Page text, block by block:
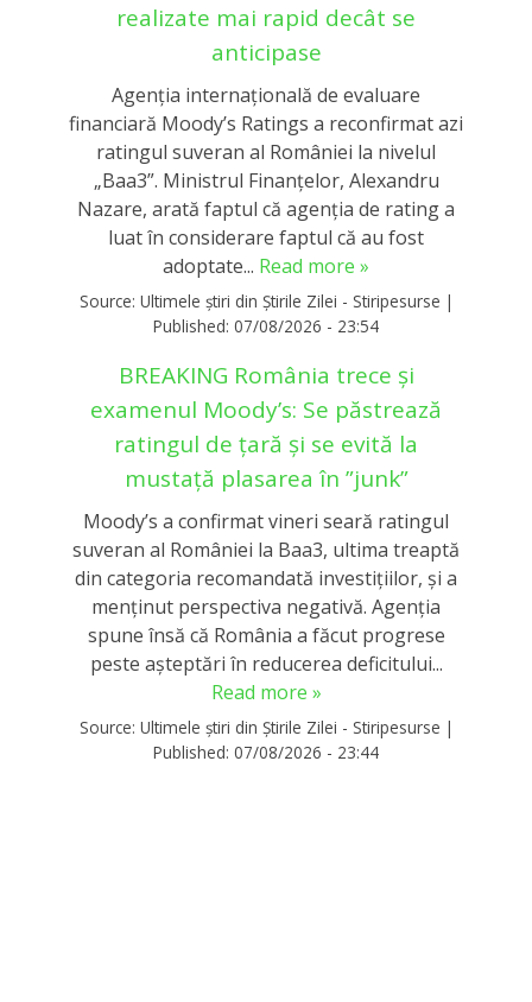
realizate mai rapid decât se
anticipase
Agenția internațională de evaluare
financiară Moody’s Ratings a reconfirmat azi
ratingul suveran al României la nivelul
„Baa3”. Ministrul Finanțelor, Alexandru
Nazare, arată faptul că agenția de rating a
luat în considerare faptul că au fost
adoptate... Read more »
Source: Ultimele știri din Știrile Zilei - Stiripesurse |
Published: 07/08/2026 - 23:54
BREAKING România trece și
examenul Moody’s: Se păstrează
ratingul de țară și se evită la
mustață plasarea în ”junk”
Moody’s a confirmat vineri seară ratingul
suveran al României la Baa3, ultima treaptă
din categoria recomandată investițiilor, și a
menținut perspectiva negativă. Agenția
spune însă că România a făcut progrese
peste așteptări în reducerea deficitului...
Read more »
Source: Ultimele știri din Știrile Zilei - Stiripesurse |
Published: 07/08/2026 - 23:44